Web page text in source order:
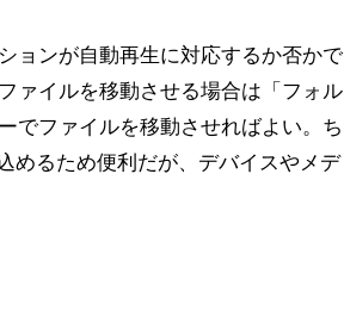
ョンが自動再生に対応するか否かで
ァイルを移動させる場合は「フォル
でファイルを移動させればよい。ち
るため便利だが、デバイスやメデ